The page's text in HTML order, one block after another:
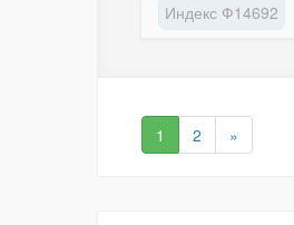
Индекс Ф14692
1 2 »